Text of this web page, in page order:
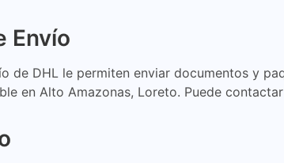
Envío
de DHL le permiten enviar documentos y
en Alto Amazonas, Loreto. Puede